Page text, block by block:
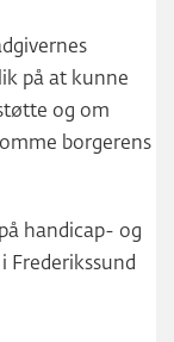
på at kunne
og om
borgerens
handicap- og
Frederikssund